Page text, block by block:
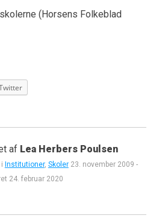
(Horsens Folkeblad
af Lea Herbers Poulsen
Institutioner, Skoler 23. november 2009 -
24. februar 2020